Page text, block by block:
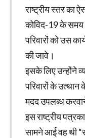
राष्ट्रीय स्तर का
कोविद-19 के समय
परिवारों को उस
की जावे।
इसके लिए उन्होंने
परिवारों के
मदद उपलब्ध
इस राष्ट्रीय
सामने आई वह थी